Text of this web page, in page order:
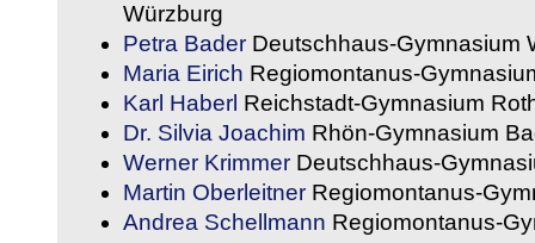
Würzburg
Petra Bader Deutschhaus-Gymnasium
Maria Eirich Regiomontanus-
Karl Haberl Reichstadt-Gymnasium
Dr. Silvia Joachim Rhön-Gymnasium
Werner Krimmer Deutschhaus-
Martin Oberleitner Regiomontanus-
Andrea Schellmann Regiomontanus-